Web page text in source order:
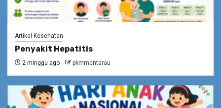
Artikel Kesehatan
Penyakit Hepatitis
2 minggu ago pkmmentarau